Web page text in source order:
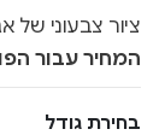
ציור צבעוני של
המחיר עבור
בחירת גודל